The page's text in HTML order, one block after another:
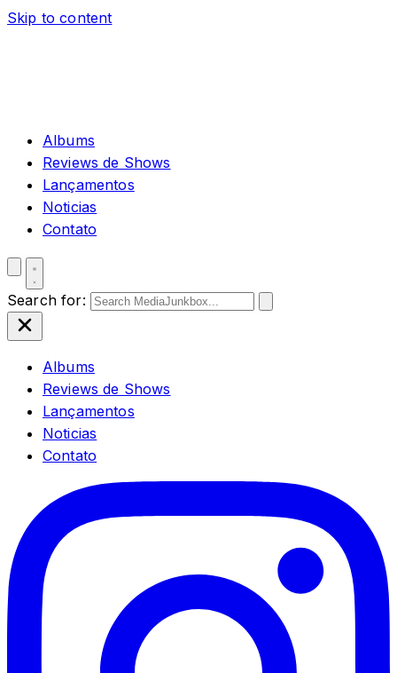
Skip to content
Albums
Reviews de Shows
Lançamentos
Noticias
Contato
Search for:
Albums
Reviews de Shows
Lançamentos
Noticias
Contato